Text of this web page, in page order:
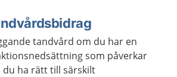
tandvård om du har en
som påverkar
du ha rätt till särskilt